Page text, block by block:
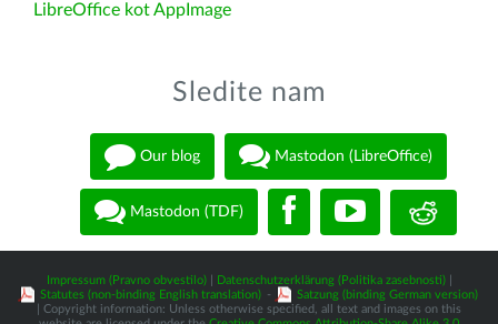
LibreOffice kot AppImage
Sledite nam
Our blog Mastodon (LibreOffice)
Mastodon (TDF)
Impressum (Pravno obvestilo)| Datenschutzerklärung (Politika zasebnosti)|
Statutes (non-binding English translation) -
Satzung (binding German version)
| Copyright information: Unless otherwise specified, all text and images on this